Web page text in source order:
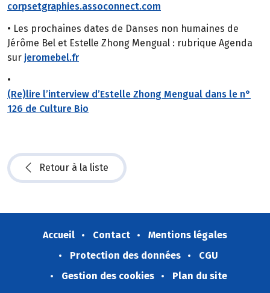
corpsetgraphies.assoconnect.com
• Les prochaines dates de Danses non humaines de
Jérôme Bel et Estelle Zhong Mengual : rubrique Agenda
sur jeromebel.fr
•
(Re)lire l’interview d’Estelle Zhong Mengual dans le n°
126 de Culture Bio
Retour à la liste
Accueil Contact
Mentions légales
Protection des données
CGU
Gestion des cookies
Plan du site